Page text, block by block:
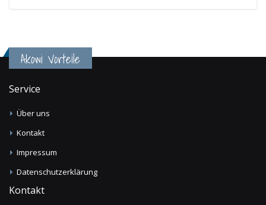
Akowi Vorteile
Service
Über uns
Kontakt
Impressum
Datenschutzerklärung
Kontakt